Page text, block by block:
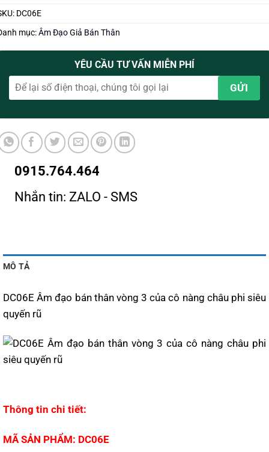
DC06E
mục:Âm Đạo Giả Bán Thân
YÊU CẦU TƯ VẤN MIỄN PHÍ
0915.764.464
Nhắn tin: ZALO - SMS
MÔ TẢ
DC06E Âm đạo bán thân vòng 3 của cô nàng châu phi siêu
quyến rũ
Thông tin chi tiết:
MÃ SẢN PHẨM: DC06E